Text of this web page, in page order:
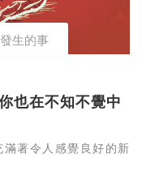
生的事
也在不知不覺中
滿著令人感覺良好的新